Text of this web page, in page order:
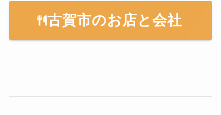
古賀市のお店と会社